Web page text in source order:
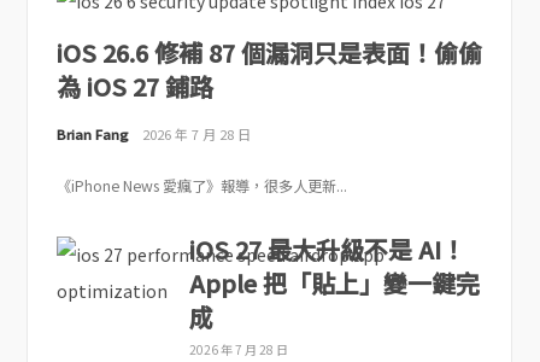
iOS 26.6 修補 87 個漏洞只是表面！偷偷
為 iOS 27 鋪路
Brian Fang 2026 年 7 月 28 日
《iPhone News 愛瘋了》報導，很多人更新...
iOS 27 最大升級不是 AI！
Apple 把「貼上」變一鍵完
成
2026 年 7 月 28 日